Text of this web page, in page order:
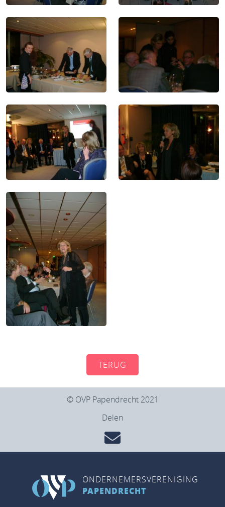
TERUG
© OVP Papendrecht 2021
Delen
ONDERNEMERSVERENIGING
PAPENDRECHT